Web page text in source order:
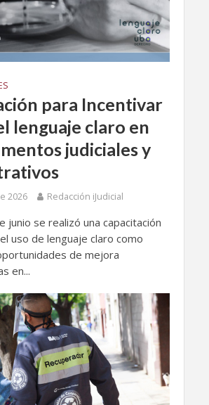
para Incentivar
lenguaje claro en
judiciales y
2026 Redacción iJudicial
junio se realizó una capacitación
uso de lenguaje claro como
de mejora
en...